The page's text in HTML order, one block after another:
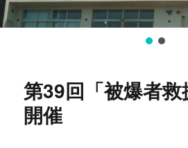
第39回「被爆者救
開催